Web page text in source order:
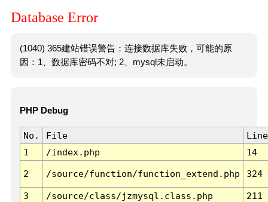
Database Error
(1040) 365建站错误警告：连接数据库失败，可能的原
因：1、数据库密码不对; 2、mysql未启动。
PHP Debug
No. File
Line
1
/index.php 14
2 /source/function/function_extend.php 324
3 /source/class/jzmysql.class.php
211